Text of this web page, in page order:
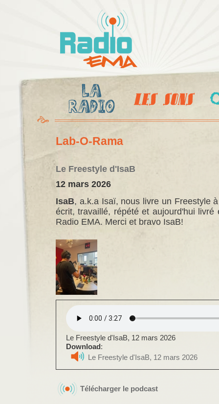
Lab-O-Rama
Le Freestyle d'IsaB
12 mars 2026
IsaB, a.k.a Isaï, nous livre un Freestyle
écrit, travaillé, répété et aujourd'hui livré
Radio EMA. Merci et bravo IsaB!
Le Freestyle d'IsaB, 12 mars 2026
Download:
Le Freestyle d'IsaB, 12 mars 2026
Télécharger le podcast